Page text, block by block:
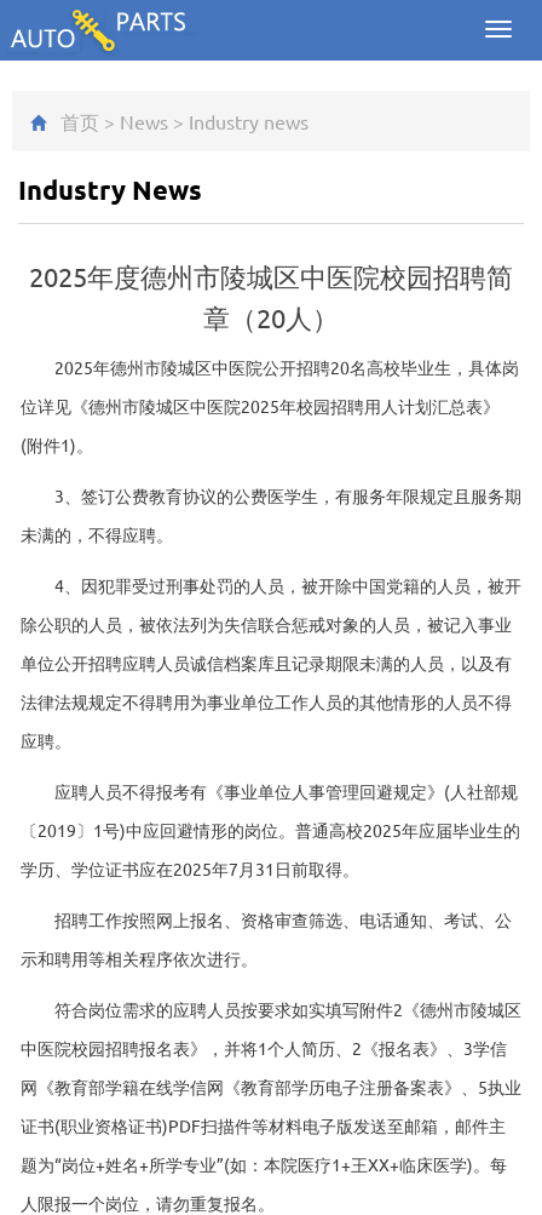
首页 > News > Industry news
Industry News
2025年度德州市陵城区中医院校园招聘简
章（20人）
2025年德州市陵城区中医院公开招聘20名高校毕业生，具体岗
位详见《德州市陵城区中医院2025年校园招聘用人计划汇总表》
(附件1)。
3、签订公费教育协议的公费医学生，有服务年限规定且服务期
未满的，不得应聘。
4、因犯罪受过刑事处罚的人员，被开除中国党籍的人员，被开
除公职的人员，被依法列为失信联合惩戒对象的人员，被记入事业
单位公开招聘应聘人员诚信档案库且记录期限未满的人员，以及有
法律法规规定不得聘用为事业单位工作人员的其他情形的人员不得
应聘。
应聘人员不得报考有《事业单位人事管理回避规定》(人社部规
〔2019〕1号)中应回避情形的岗位。普通高校2025年应届毕业生的
学历、学位证书应在2025年7月31日前取得。
招聘工作按照网上报名、资格审查筛选、电话通知、考试、公
示和聘用等相关程序依次进行。
符合岗位需求的应聘人员按要求如实填写附件2《德州市陵城区
中医院校园招聘报名表》，并将1个人简历、2《报名表》、3学信
网《教育部学籍在线学信网《教育部学历电子注册备案表》、5执业
证书(职业资格证书)PDF扫描件等材料电子版发送至邮箱，邮件主
题为“岗位+姓名+所学专业”(如：本院医疗1+王XX+临床医学)。每
人限报一个岗位，请勿重复报名。